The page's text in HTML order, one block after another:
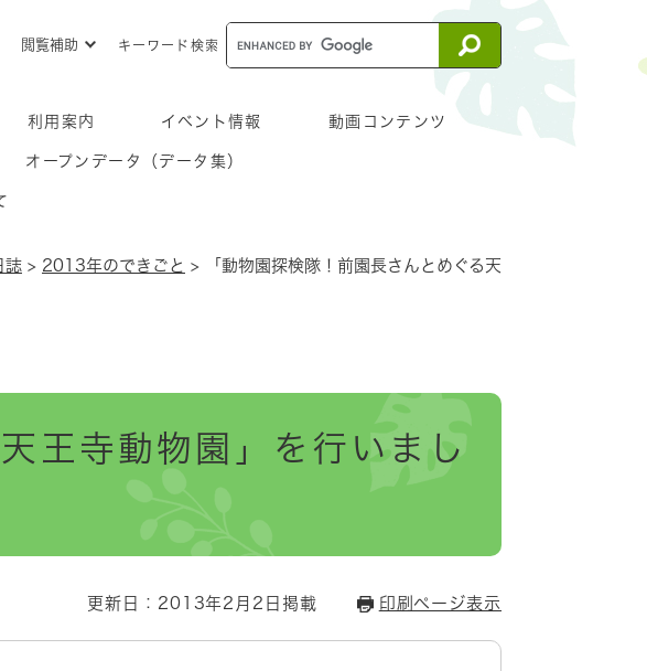
閲覧補助 キーワード検索
利用案内 イベント情報 動画コンテンツ
オープンデータ（データ集）
誌 > 2013年のできごと >
「動物園探検隊！前園長さんとめぐる天
王寺動物園」を行いまし
更新日：2013年2月2日掲載 印刷ページ表示